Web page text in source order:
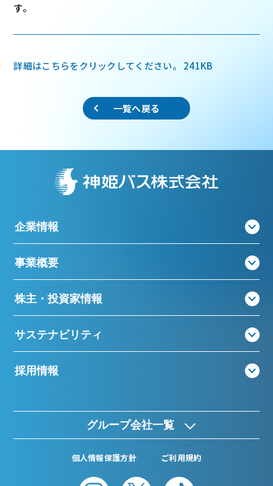
す。
詳細はこちらをクリックしてください。 241KB
一覧へ戻る
企業情報
事業概要
株主・投資家情報
サステナビリティ
採用情報
グループ会社一覧
個人情報保護方針 ご利用規約